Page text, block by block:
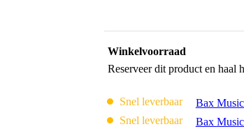
Winkelvoorraad
Reserveer dit product en haal
Snel leverbaar Bax
Snel leverbaar
Bax